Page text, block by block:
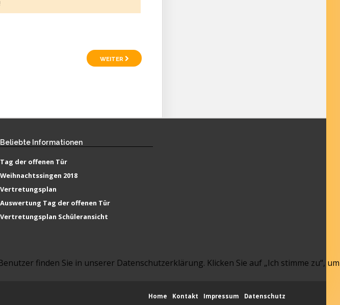
WEITER
Beliebte Informationen
Tag der offenen Tür
Weihnachtssingen 2018
Vertretungsplan
Auswertung Tag der offenen Tür
Vertretungsplan Schüleransicht
Home Kontakt Impressum Datenschutz
finden Sie in unserer Datenschutzerklärung. Klicken Sie auf „Ich stimme zu“, um